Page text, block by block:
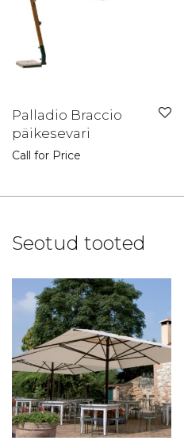
Palladio Braccio
päikesevari
Call for Price
Seotud tooted